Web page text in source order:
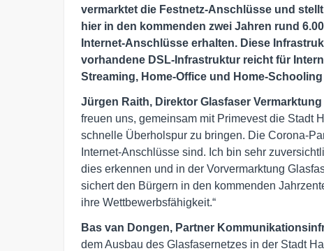
vermarktet die Festnetz-Anschlüsse und
hier in den kommenden zwei Jahren rund
Internet-Anschlüsse erhalten. Diese
vorhandene DSL-Infrastruktur reicht für
Streaming, Home-Office und Home-
Jürgen Raith, Direktor Glasfaser
freuen uns, gemeinsam mit Primevest die Stadt
schnelle Überholspur zu bringen. Die Corona-
Internet-Anschlüsse sind. Ich bin sehr
dies erkennen und in der Vorvermarktung
sichert den Bürgern in den kommenden
ihre Wettbewerbsfähigkeit.“
Bas van Dongen, Partner
dem Ausbau des Glasfasernetzes in der Stadt